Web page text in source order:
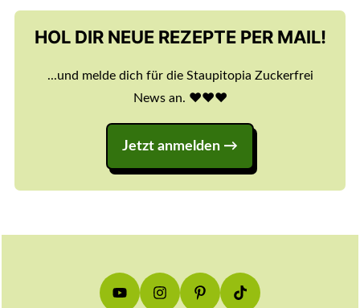
HOL DIR NEUE REZEPTE PER MAIL!
...und melde dich für die Staupitopia Zuckerfrei
News an. ♥️♥️♥️
Jetzt anmelden